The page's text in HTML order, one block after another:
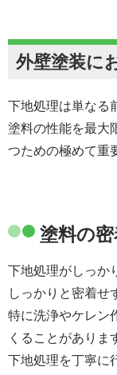
外壁塗装に
下地処理は単なる
塗料の性能を最大
つための極めて重
塗料の
下地処理がしっか
しっかりと密着せ
特に洗浄やケレン
くることがありま
下地処理を丁寧に